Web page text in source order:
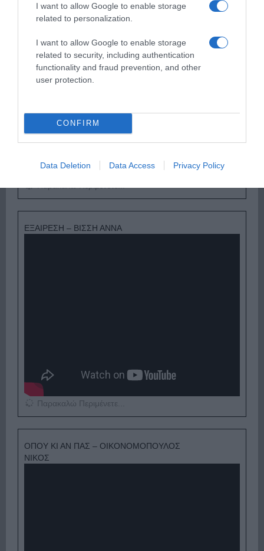
I want to allow Google to enable storage
related to personalization.
I want to allow Google to enable storage
related to security, including authentication
functionality and fraud prevention, and other
user protection.
CONFIRM
Data Deletion Data Access Privacy Policy
Παρακαλώ Περιμένετε...
ΔΕΥΤΕΡΑ – ΡΕΜΟΣ ΑΝΤΩΝΗΣ
ΕΞΑΙΡΕΣΗ – ΒΙΣΣΗ ΑΝΝΑ
Παρακαλώ Περιμένετε...
ΟΠΟΥ ΚΙ ΑΝ ΠΑΣ – ΟΙΚΟΝΟΜΟΠΟΥΛΟΣ
ΝΙΚΟΣ